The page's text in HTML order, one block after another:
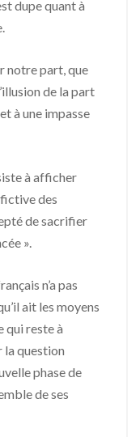
dupe quant à
notre part, que
de la part
à une impasse
à afficher
des
de sacrifier
».
n’a pas
ait les moyens
qui reste à
la question
phase de
de ses